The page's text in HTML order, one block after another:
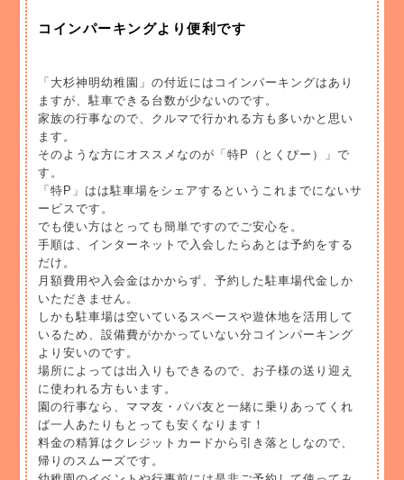
コインパーキングより便利です
「大杉神明幼稚園」の付近にはコインパーキングはあり
ますが、駐車できる台数が少ないのです。
家族の行事なので、クルマで行かれる方も多いかと思い
ます。
そのような方にオススメなのが「特P（とくぴー）」で
す。
「特P」はは駐車場をシェアするというこれまでにないサ
ービスです。
でも使い方はとっても簡単ですのでご安心を。
手順は、インターネットで入会したらあとは予約をする
だけ。
月額費用や入会金はかからず、予約した駐車場代金しか
いただきません。
しかも駐車場は空いているスペースや遊休地を活用して
いるため、設備費がかかっていない分コインパーキング
より安いのです。
場所によっては出入りもできるので、お子様の送り迎え
に使われる方もいます。
園の行事なら、ママ友・パパ友と一緒に乗りあってくれ
ば一人あたりもとっても安くなります！
料金の精算はクレジットカードから引き落としなので、
帰りのスムーズです。